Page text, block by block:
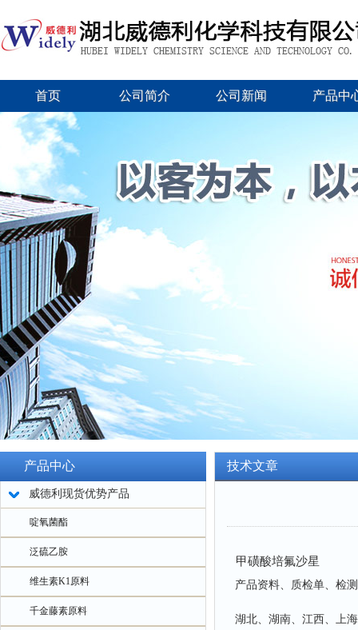
首页 公司简介 公司新闻 产品中
产品中心
威德利现货优势产品
啶氧菌酯
泛硫乙胺
维生素K1原料
千金藤素原料
技术文章
甲磺酸培氟沙星
产品资料、质检单、检
湖北、湖南、江西、上